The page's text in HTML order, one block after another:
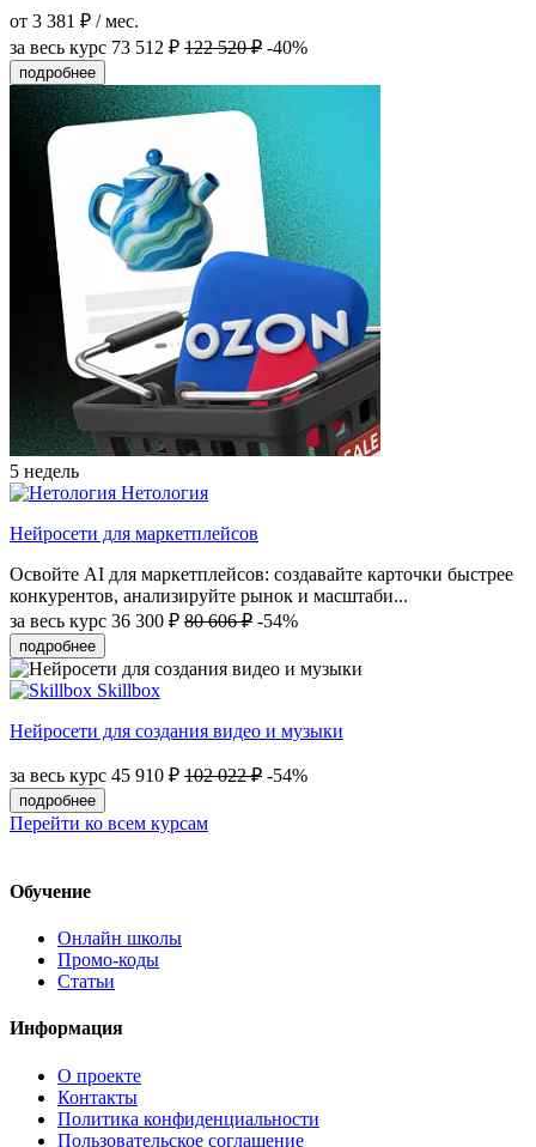
от 3 381 ₽ / мес.
за весь курс 73 512 ₽ 122 520 ₽ -40%
подробнее
5 недель
Нетология
Нейросети для маркетплейсов
Освойте AI для маркетплейсов: создавайте карточки быстрее
конкурентов, анализируйте рынок и масштаби...
за весь курс 36 300 ₽ 80 606 ₽ -54%
подробнее
Skillbox
Нейросети для создания видео и музыки
за весь курс 45 910 ₽ 102 022 ₽ -54%
подробнее
Перейти ко всем курсам
Обучение
Онлайн школы
Промо-коды
Статьи
Информация
О проекте
Контакты
Политика конфиденциальности
Пользовательское соглашение